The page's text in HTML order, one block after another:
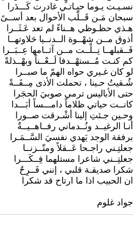
نسـيـت يـوما حيـاتـي غادرت كَـــدَرا
سبحان مَـن قَــلّب الأحوال بعد أســىً
هـذي حظـوظي هــناءً لم تعد عَـثَــرا
أذوق مــن شهْــوة الــدنــيا حَلاوتهــا
فَــقبلهــا نِــلْــت مــن آثــامها عِــبَــرا
كم كنـت مُــستهْــدفا لَــعْــناً وبهْــذلةً
لو كان غـيري حواه الهمّ ما صبــرا
شُـقيتُ حـينا ، تحملت الأذى مِــقَــةً
حتى الأباليس ترمي صوبيَ الحجَرا
كانــت حياتي ظلاماً دامـــساً أبَـــدا
وحـين جـئتِ إلينا أشْـرقت صــورا
أنـا الرغيــد ونُــدماني رفــاهــيــةٌ
برفقة الوجد يَهدي نفسيَ السَّــمَـرا
جعلتِـني راجـحا عَــقلاً ومتّــزنــا
جعلتِــني شاعرا مستلهما فِــكَـــرا
شكرا صديقـة قلبي ، إنني فَــرِحٌ
ان الحبيب اذا ما ارتاح قد شكرا
جواد غلوم